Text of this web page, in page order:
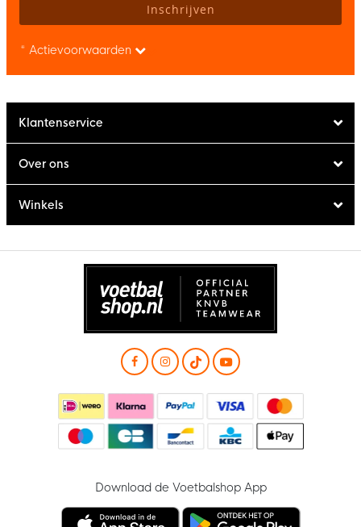
Inschrijven
* Actievoorwaarden
Klantenservice
Over ons
Winkels
Download de Voetbalshop App